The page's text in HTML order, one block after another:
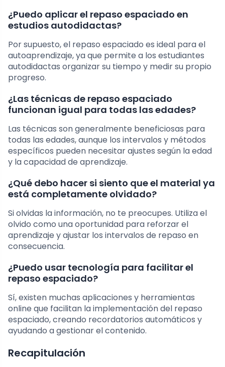
¿Puedo aplicar el repaso espaciado en
estudios autodidactas?
Por supuesto, el repaso espaciado es ideal para el
autoaprendizaje, ya que permite a los estudiantes
autodidactas organizar su tiempo y medir su propio
progreso.
¿Las técnicas de repaso espaciado
funcionan igual para todas las edades?
Las técnicas son generalmente beneficiosas para
todas las edades, aunque los intervalos y métodos
específicos pueden necesitar ajustes según la edad
y la capacidad de aprendizaje.
¿Qué debo hacer si siento que el material ya
está completamente olvidado?
Si olvidas la información, no te preocupes. Utiliza el
olvido como una oportunidad para reforzar el
aprendizaje y ajustar los intervalos de repaso en
consecuencia.
¿Puedo usar tecnología para facilitar el
repaso espaciado?
Sí, existen muchas aplicaciones y herramientas
online que facilitan la implementación del repaso
espaciado, creando recordatorios automáticos y
ayudando a gestionar el contenido.
Recapitulación